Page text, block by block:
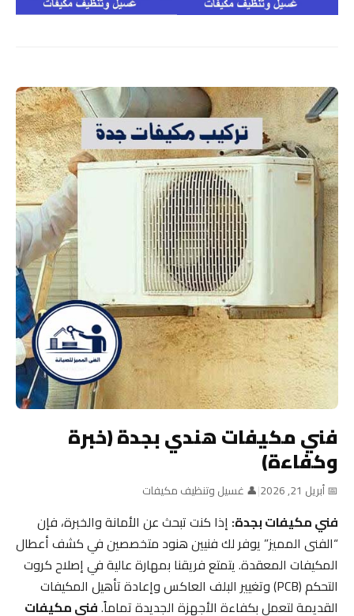
فني مكيفات هندي بجدة (خبرة
وكفاءة)
📅 أبريل 21, 2026 |👤 غسيل وتنظيف مكيفات
فني مكيفات بجدة: إذا كنت تبحث عن الأمانة والخبرة، فإن
“الفنى المميز” يوفر لك فنيين هنود متخصصين في كشف أعطال
المكيفات المعقدة. يتمتع فريقنا بمهارة عالية في إصلاح كروت
التحكم (PCB) وتغيير البلف العاكس وإعادة تأهيل المكيفات
القديمة لتعمل بكفاءة الأجهزة الجديدة تماماً.فني مكيفات